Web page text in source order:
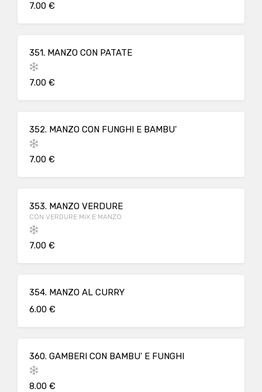
7.00 €
351. MANZO CON PATATE
7.00 €
352. MANZO CON FUNGHI E BAMBU'
7.00 €
353. MANZO VERDURE
CON VERDURE MIX E MANZO
7.00 €
354. MANZO AL CURRY
6.00 €
360. GAMBERI CON BAMBU' E FUNGHI
8.00 €